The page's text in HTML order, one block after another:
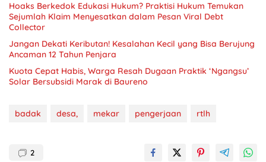
Hoaks Berkedok Edukasi Hukum? Praktisi Hukum Temukan
Sejumlah Klaim Menyesatkan dalam Pesan Viral Debt
Collector
Jangan Dekati Keributan! Kesalahan Kecil yang Bisa Berujung
Ancaman 12 Tahun Penjara
Kuota Cepat Habis, Warga Resah Dugaan Praktik ‘Ngangsu’
Solar Bersubsidi Marak di Baureno
badak desa, mekar pengerjaan rtlh
2